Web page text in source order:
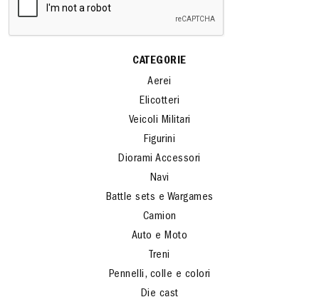
CATEGORIE
Aerei
Elicotteri
Veicoli Militari
Figurini
Diorami Accessori
Navi
Battle sets e Wargames
Camion
Auto e Moto
Treni
Pennelli, colle e colori
Die cast